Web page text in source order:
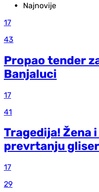
Najnovije
17
43
Propao tender
Banjaluci
17
41
Tragedija! Žena
prevrtanju
17
29